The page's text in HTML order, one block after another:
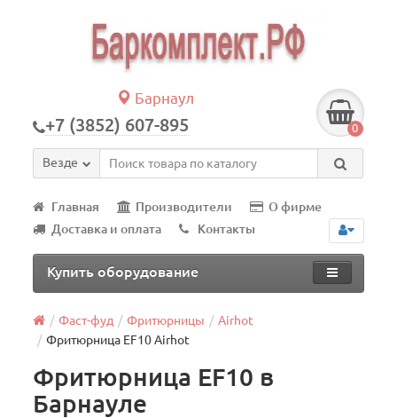
Барнаул
+7 (3852) 607-895 0
Везде
Главная Производители
О фирме
Доставка и оплата
Контакты
Купить оборудование
Фаст-фуд Фритюрницы
Airhot
Фритюрница EF10 Airhot
Фритюрница EF10 в
Барнауле